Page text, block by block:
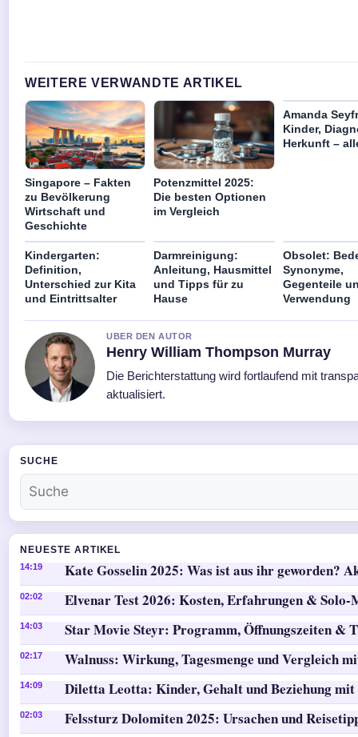
WEITERE VERWANDTE ARTIKEL
Singapore – Fakten
zu Bevölkerung
Wirtschaft und
Geschichte
Potenzmittel 2025:
Die besten Optionen
im Vergleich
Amanda
Kinder,
Herkunft –
Kindergarten:
Definition,
Unterschied zur Kita
und Eintrittsalter
Darmreinigung:
Anleitung, Hausmittel
und Tipps für zu
Hause
Obsolet:
Synonyme,
Gegenteile
Verwendung
UBER DEN AUTOR
Henry William Thompson Murray
Die Berichterstattung wird fortlaufend mit
aktualisiert.
SUCHE
NEUESTE ARTIKEL
14:19 Kate Gosselin 2025: Was ist aus ihr geworden?
02:02 Elvenar Test 2026: Kosten, Erfahrungen & Solo-
14:03 Star Movie Steyr: Programm, Öffnungszeiten &
02:17 Walnuss: Wirkung, Tagesmenge und Vergleich
14:09 Diletta Leotta: Kinder, Gehalt und Beziehung
02:03 Felssturz Dolomiten 2025: Ursachen und